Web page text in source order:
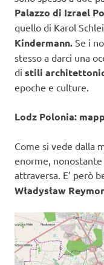
Palazzo di Izrael
quello di Karol
Kindermann. Se i
stesso a darci una
di stili
epoche e culture.
Lodz Polonia:
Come si vede dalla
enorme,
attraversa. E’ però
Władysław